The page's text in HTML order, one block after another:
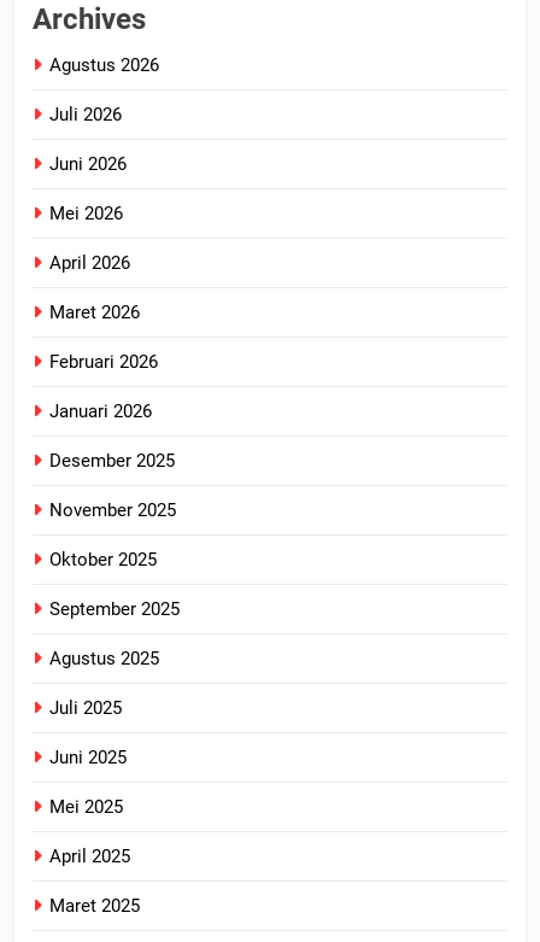
Archives
Agustus 2026
Juli 2026
Juni 2026
Mei 2026
April 2026
Maret 2026
Februari 2026
Januari 2026
Desember 2025
November 2025
Oktober 2025
September 2025
Agustus 2025
Juli 2025
Juni 2025
Mei 2025
April 2025
Maret 2025